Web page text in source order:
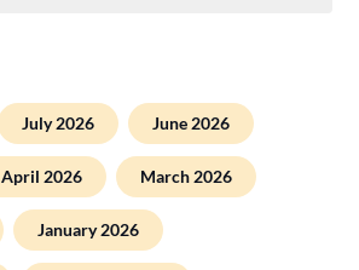
July 2026 June 2026
April 2026 March 2026
January 2026